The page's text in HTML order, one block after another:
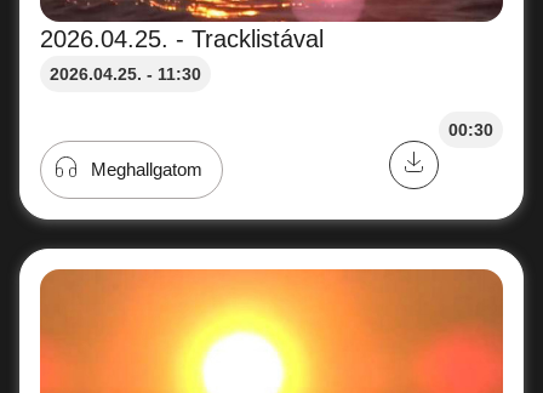
2026.04.25. - Tracklistával
2026.04.25. - 11:30
00:30
Meghallgatom